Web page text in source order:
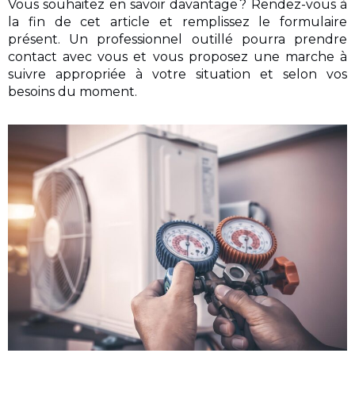
Vous souhaitez en savoir davantage ? Rendez-vous à
la fin de cet article et remplissez le formulaire
présent. Un professionnel outillé pourra prendre
contact avec vous et vous proposez une marche à
suivre appropriée à votre situation et selon vos
besoins du moment.